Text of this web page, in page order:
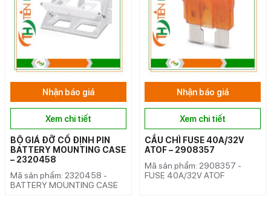
Nhận báo giá
Xem chi tiết
BỘ GIÁ ĐỠ CỐ ĐỊNH PIN
BATTERY MOUNTING CASE
– 2320458
Mã sản phẩm: 2320458 -
BATTERY MOUNTING CASE
Nhận báo giá
Xem chi tiết
CẦU CHÌ FUSE 40A/32V
ATOF – 2908357
Mã sản phẩm: 2908357 -
FUSE 40A/32V ATOF